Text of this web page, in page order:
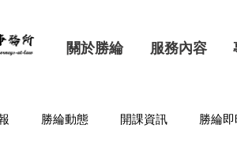
關於勝綸 服務內容
勝綸動態 開課資訊 勝綸